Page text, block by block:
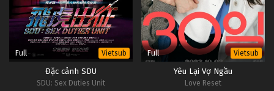
Full Vietsub
Đặc cảnh SDU
SDU: Sex Duties Unit
Full Vietsub
Yêu Lại Vợ Ngầu
Love Reset